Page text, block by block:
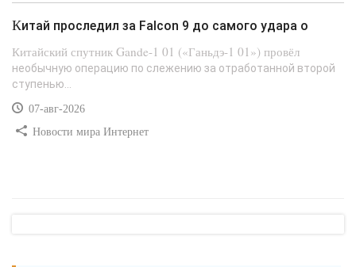
Китай проследил за Falcon 9 до самого удара о
Китайский спутник Gande-1 01 («Ганьдэ-1 01») провёл
необычную операцию по слежению за отработанной второй
ступенью...
07-авг-2026
Новости мира Интернет